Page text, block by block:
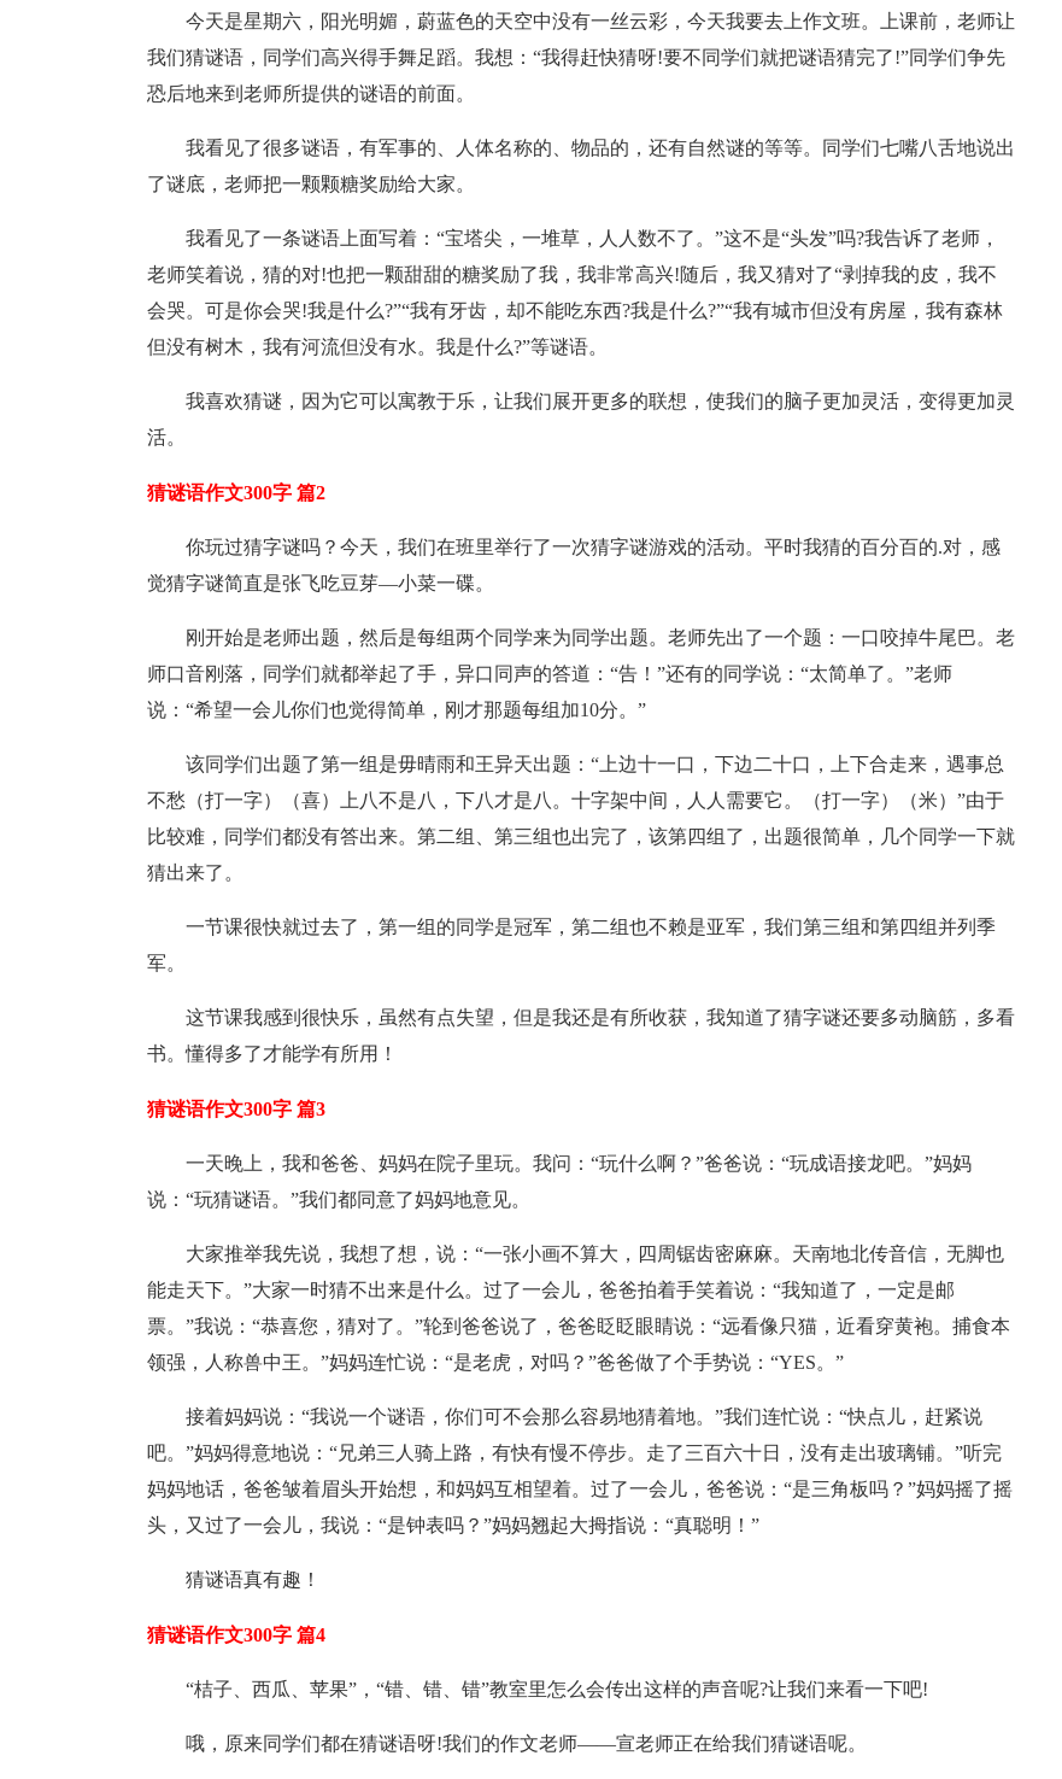
今天是星期六，阳光明媚，蔚蓝色的天空中没有一丝云彩，今天我要去上作文班。上课前，老师让
我们猜谜语，同学们高兴得手舞足蹈。我想：“我得赶快猜呀!要不同学们就把谜语猜完了!”同学们争先
恐后地来到老师所提供的谜语的前面。
我看见了很多谜语，有军事的、人体名称的、物品的，还有自然谜的等等。同学们七嘴八舌地说出
了谜底，老师把一颗颗糖奖励给大家。
我看见了一条谜语上面写着：“宝塔尖，一堆草，人人数不了。”这不是“头发”吗?我告诉了老师，
老师笑着说，猜的对!也把一颗甜甜的糖奖励了我，我非常高兴!随后，我又猜对了“剥掉我的皮，我不
会哭。可是你会哭!我是什么?”“我有牙齿，却不能吃东西?我是什么?”“我有城市但没有房屋，我有森林
但没有树木，我有河流但没有水。我是什么?”等谜语。
我喜欢猜谜，因为它可以寓教于乐，让我们展开更多的联想，使我们的脑子更加灵活，变得更加灵
活。
猜谜语作文300字 篇2
你玩过猜字谜吗？今天，我们在班里举行了一次猜字谜游戏的活动。平时我猜的百分百的.对，感
觉猜字谜简直是张飞吃豆芽—小菜一碟。
刚开始是老师出题，然后是每组两个同学来为同学出题。老师先出了一个题：一口咬掉牛尾巴。老
师口音刚落，同学们就都举起了手，异口同声的答道：“告！”还有的同学说：“太简单了。”老师
说：“希望一会儿你们也觉得简单，刚才那题每组加10分。”
该同学们出题了第一组是毋晴雨和王异天出题：“上边十一口，下边二十口，上下合走来，遇事总
不愁（打一字）（喜）上八不是八，下八才是八。十字架中间，人人需要它。（打一字）（米）”由于
比较难，同学们都没有答出来。第二组、第三组也出完了，该第四组了，出题很简单，几个同学一下就
猜出来了。
一节课很快就过去了，第一组的同学是冠军，第二组也不赖是亚军，我们第三组和第四组并列季
军。
这节课我感到很快乐，虽然有点失望，但是我还是有所收获，我知道了猜字谜还要多动脑筋，多看
书。懂得多了才能学有所用！
猜谜语作文300字 篇3
一天晚上，我和爸爸、妈妈在院子里玩。我问：“玩什么啊？”爸爸说：“玩成语接龙吧。”妈妈
说：“玩猜谜语。”我们都同意了妈妈地意见。
大家推举我先说，我想了想，说：“一张小画不算大，四周锯齿密麻麻。天南地北传音信，无脚也
能走天下。”大家一时猜不出来是什么。过了一会儿，爸爸拍着手笑着说：“我知道了，一定是邮
票。”我说：“恭喜您，猜对了。”轮到爸爸说了，爸爸眨眨眼睛说：“远看像只猫，近看穿黄袍。捕食本
领强，人称兽中王。”妈妈连忙说：“是老虎，对吗？”爸爸做了个手势说：“YES。”
接着妈妈说：“我说一个谜语，你们可不会那么容易地猜着地。”我们连忙说：“快点儿，赶紧说
吧。”妈妈得意地说：“兄弟三人骑上路，有快有慢不停步。走了三百六十日，没有走出玻璃铺。”听完
妈妈地话，爸爸皱着眉头开始想，和妈妈互相望着。过了一会儿，爸爸说：“是三角板吗？”妈妈摇了摇
头，又过了一会儿，我说：“是钟表吗？”妈妈翘起大拇指说：“真聪明！”
猜谜语真有趣！
猜谜语作文300字 篇4
“桔子、西瓜、苹果”，“错、错、错”教室里怎么会传出这样的声音呢?让我们来看一下吧!
哦，原来同学们都在猜谜语呀!我们的作文老师——宣老师正在给我们猜谜语呢。